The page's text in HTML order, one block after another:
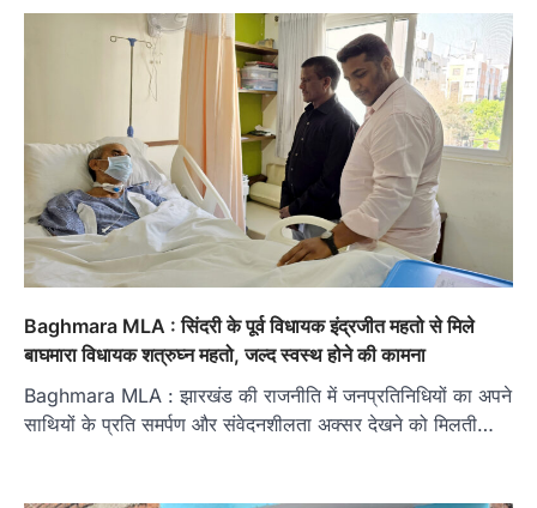
Baghmara MLA : सिंदरी के पूर्व विधायक इंद्रजीत महतो से मिले
बाघमारा विधायक शत्रुघ्न महतो, जल्द स्वस्थ होने की कामना
Baghmara MLA : झारखंड की राजनीति में जनप्रतिनिधियों का अपने
साथियों के प्रति समर्पण और संवेदनशीलता अक्सर देखने को मिलती…